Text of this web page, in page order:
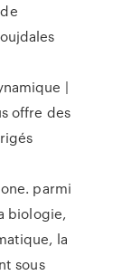
|
offre des
parmi
biologie,
la
sous